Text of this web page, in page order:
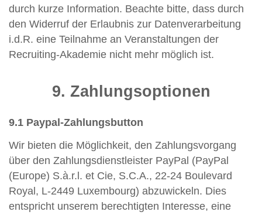
durch kurze Information. Beachte bitte, dass durch
den Widerruf der Erlaubnis zur Datenverarbeitung
i.d.R. eine Teilnahme an Veranstaltungen der
Recruiting-Akademie nicht mehr möglich ist.
9. Zahlungsoptionen
9.1 Paypal-Zahlungsbutton
Wir bieten die Möglichkeit, den Zahlungsvorgang
über den Zahlungsdienstleister PayPal (PayPal
(Europe) S.à.r.l. et Cie, S.C.A., 22-24 Boulevard
Royal, L-2449 Luxembourg) abzuwickeln. Dies
entspricht unserem berechtigten Interesse, eine